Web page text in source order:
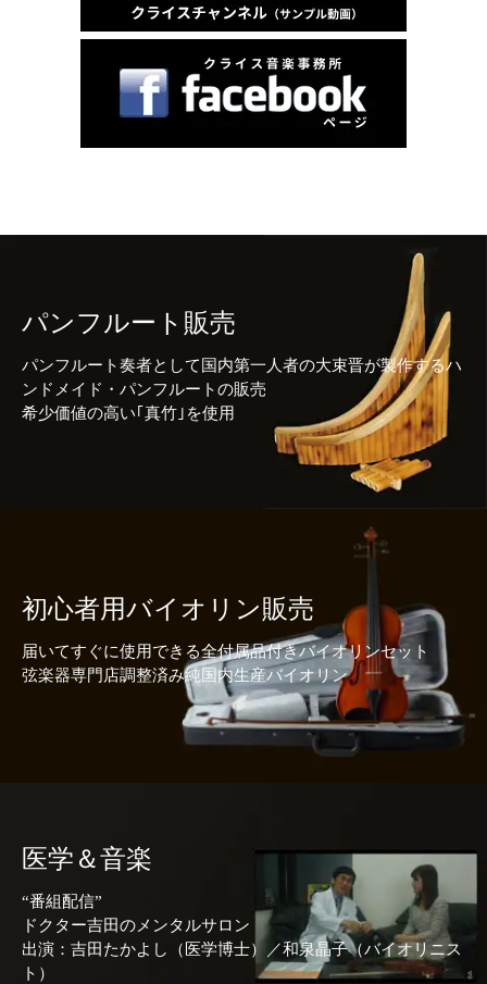
パンフルート販売
パンフルート奏者として国内第一人者の大束晋が製作するハ
ンドメイド・パンフルートの販売
希少価値の高い｢真竹｣を使用
初心者用バイオリン販売
届いてすぐに使用できる全付属品付きバイオリンセット
弦楽器専門店調整済み純国内生産バイオリン
医学＆音楽
“番組配信”
ドクター吉田のメンタルサロン
出演：吉田たかよし（医学博士）／和泉晶子（バイオリニス
ト）